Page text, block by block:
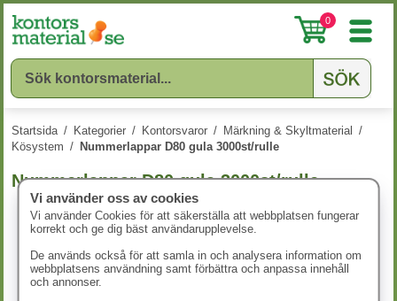
0
Startsida / Kategorier / Kontorsvaror / Märkning & Skyltmaterial /
Kösystem / Nummerlappar D80 gula 3000st/rulle
Nummerlappar D80 gula 3000st/rulle
Vi använder oss av cookies
Vi använder Cookies för att säkerställa att webbplatsen fungerar
korrekt och ge dig bäst användarupplevelse.
De används också för att samla in och analysera information om
webbplatsens användning samt förbättra och anpassa innehåll
och annonser.